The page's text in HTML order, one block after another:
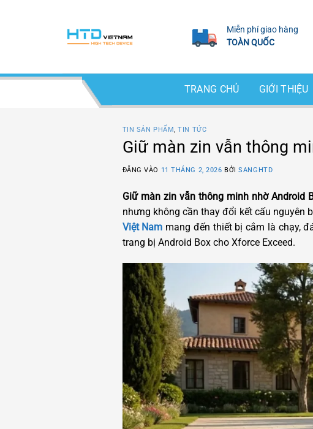
Miễn phí giao hàng
TOÀN QUỐC
TRANG CHỦ GIỚI THIỆU
TIN SẢN PHẨM,TIN TỨC
Giữ màn zin vẫn thông
ĐĂNG VÀO 11 THÁNG 2, 2026 BỞISANGHTD
Giữ màn zin vẫn thông minh nhờ Android
nhưng không cần thay đổi kết cấu nguyên
Việt Nam mang đến thiết bị cắm là chạy,
trang bị Android Box cho Xforce Exceed.